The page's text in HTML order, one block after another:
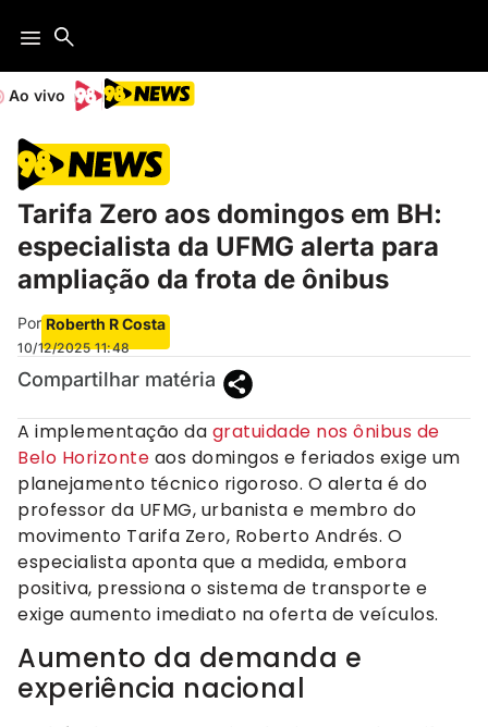
Ao vivo
Tarifa Zero aos domingos em BH:
especialista da UFMG alerta para
ampliação da frota de ônibus
Por Roberth R Costa
10/12/2025 11:48
Compartilhar matéria
A implementação da gratuidade nos ônibus de
Belo Horizonte aos domingos e feriados exige um
planejamento técnico rigoroso. O alerta é do
professor da UFMG, urbanista e membro do
movimento Tarifa Zero, Roberto Andrés. O
especialista aponta que a medida, embora
positiva, pressiona o sistema de transporte e
exige aumento imediato na oferta de veículos.
Aumento da demanda e
experiência nacional